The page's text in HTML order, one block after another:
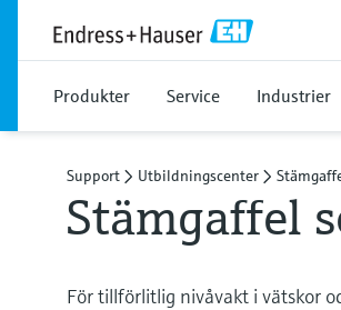
Produkter Service Industrier
Support Utbildningscenter
Stämgaffel
För tillförlitlig nivåvakt i vätskor